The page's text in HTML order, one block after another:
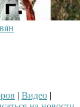
| Видео |